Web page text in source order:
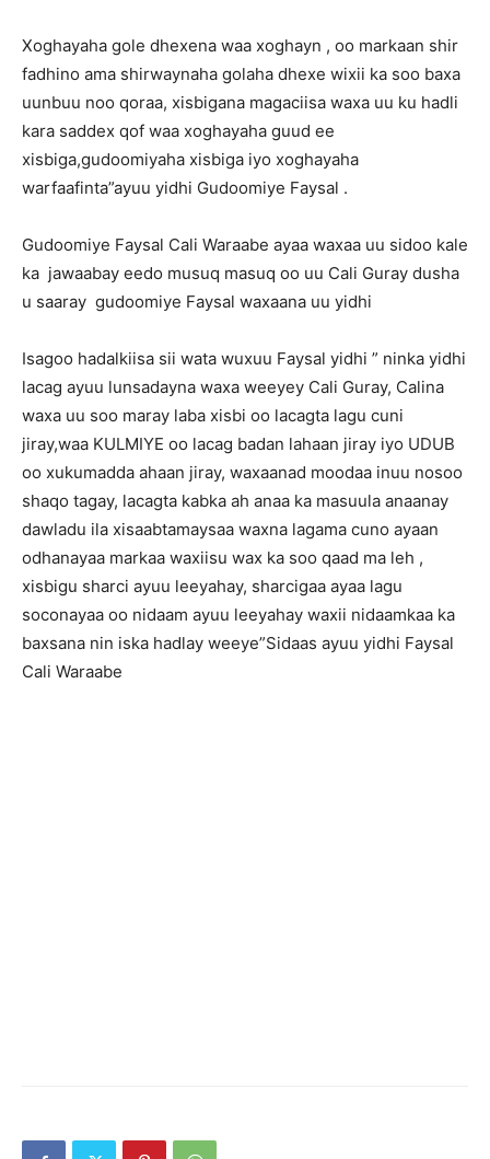
Xoghayaha gole dhexena waa xoghayn , oo markaan shir
fadhino ama shirwaynaha golaha dhexe wixii ka soo baxa
uunbuu noo qoraa, xisbigana magaciisa waxa uu ku hadli
kara saddex qof waa xoghayaha guud ee
xisbiga,gudoomiyaha xisbiga iyo xoghayaha
warfaafinta”ayuu yidhi Gudoomiye Faysal .
Gudoomiye Faysal Cali Waraabe ayaa waxaa uu sidoo kale
ka jawaabay eedo musuq masuq oo uu Cali Guray dusha
u saaray gudoomiye Faysal waxaana uu yidhi
Isagoo hadalkiisa sii wata wuxuu Faysal yidhi ” ninka yidhi
lacag ayuu lunsadayna waxa weeyey Cali Guray, Calina
waxa uu soo maray laba xisbi oo lacagta lagu cuni
jiray,waa KULMIYE oo lacag badan lahaan jiray iyo UDUB
oo xukumadda ahaan jiray, waxaanad moodaa inuu nosoo
shaqo tagay, lacagta kabka ah anaa ka masuula anaanay
dawladu ila xisaabtamaysaa waxna lagama cuno ayaan
odhanayaa markaa waxiisu wax ka soo qaad ma leh ,
xisbigu sharci ayuu leeyahay, sharcigaa ayaa lagu
soconayaa oo nidaam ayuu leeyahay waxii nidaamkaa ka
baxsana nin iska hadlay weeye”Sidaas ayuu yidhi Faysal
Cali Waraabe